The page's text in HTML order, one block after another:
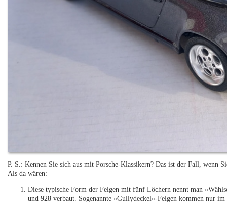
P. S.: Kennen Sie sich aus mit Porsche-Klassikern? Das ist der Fall, wenn
Als da wären:
Diese typische Form der Felgen mit fünf Löchern nennt man
und 928 verbaut. Sogenannte «Gullydeckel»-Felgen kommen nur